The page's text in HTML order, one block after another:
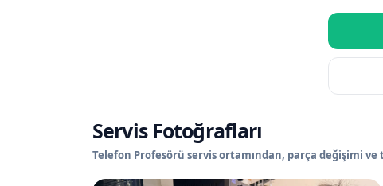
Servis Fotoğrafları
Telefon Profesörü servis ortamından, parça değişimi